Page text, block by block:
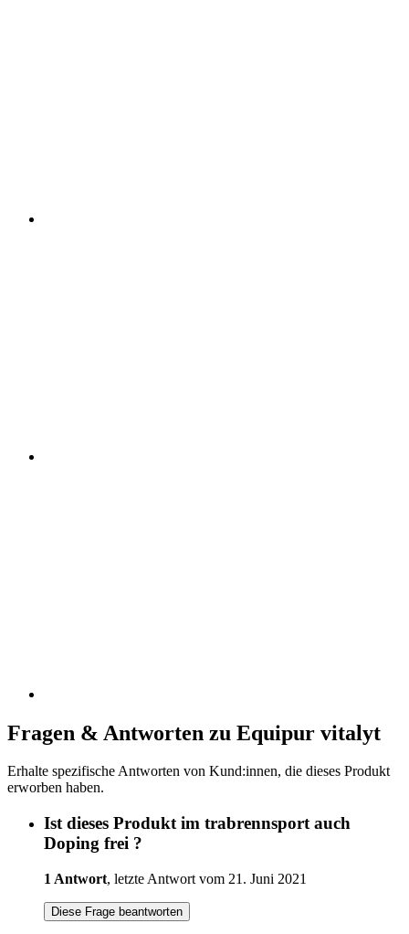
Fragen & Antworten zu Equipur vitalyt
Erhalte spezifische Antworten von Kund:innen, die dieses Produkt
erworben haben.
Ist dieses Produkt im trabrennsport auch
Doping frei ?
1 Antwort, letzte Antwort vom 21. Juni 2021
Diese Frage beantworten